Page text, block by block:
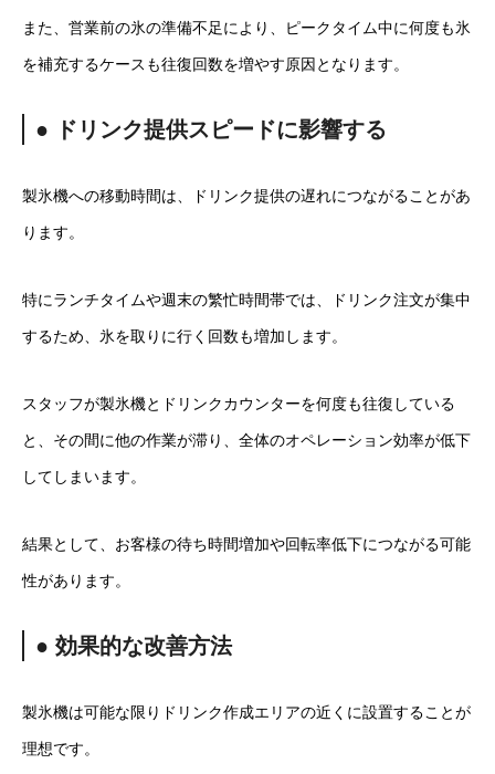
また、営業前の氷の準備不足により、ピークタイム中に何度も氷
を補充するケースも往復回数を増やす原因となります。
● ドリンク提供スピードに影響する
製氷機への移動時間は、ドリンク提供の遅れにつながることがあ
ります。
特にランチタイムや週末の繁忙時間帯では、ドリンク注文が集中
するため、氷を取りに行く回数も増加します。
スタッフが製氷機とドリンクカウンターを何度も往復している
と、その間に他の作業が滞り、全体のオペレーション効率が低下
してしまいます。
結果として、お客様の待ち時間増加や回転率低下につながる可能
性があります。
● 効果的な改善方法
製氷機は可能な限りドリンク作成エリアの近くに設置することが
理想です。